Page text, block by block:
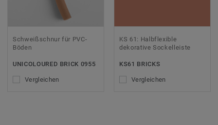
Schweißschnur für PVC-
Böden
UNICOLOURED BRICK 0955
Vergleichen
KS 61: Halbflexible
dekorative Sockelleiste
KS61 BRICKS
Vergleichen